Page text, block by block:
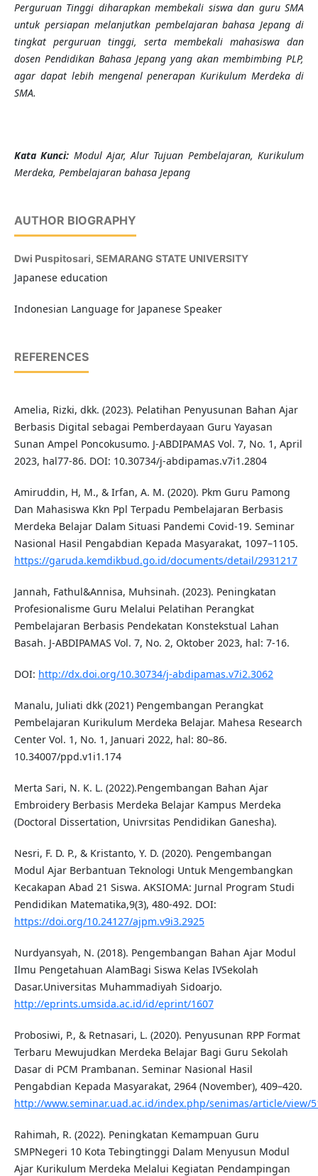
Perguruan Tinggi diharapkan membekali siswa dan guru SMA
untuk persiapan melanjutkan pembelajaran bahasa Jepang di
tingkat perguruan tinggi, serta membekali mahasiswa dan
dosen Pendidikan Bahasa Jepang yang akan membimbing PLP,
agar dapat lebih mengenal penerapan Kurikulum Merdeka di
SMA.
Kata Kunci: Modul Ajar, Alur Tujuan Pembelajaran, Kurikulum
Merdeka, Pembelajaran bahasa Jepang
AUTHOR BIOGRAPHY
Dwi Puspitosari, SEMARANG STATE UNIVERSITY
Japanese education
Indonesian Language for Japanese Speaker
REFERENCES
Amelia, Rizki, dkk. (2023). Pelatihan Penyusunan Bahan Ajar
Berbasis Digital sebagai Pemberdayaan Guru Yayasan
Sunan Ampel Poncokusumo. J-ABDIPAMAS Vol. 7, No. 1, April
2023, hal77-86. DOI: 10.30734/j-abdipamas.v7i1.2804
Amiruddin, H, M., & Irfan, A. M. (2020). Pkm Guru Pamong
Dan Mahasiswa Kkn Ppl Terpadu Pembelajaran Berbasis
Merdeka Belajar Dalam Situasi Pandemi Covid-19. Seminar
Nasional Hasil Pengabdian Kepada Masyarakat, 1097–1105.
https://garuda.kemdikbud.go.id/documents/detail/2931217
Jannah, Fathul&Annisa, Muhsinah. (2023). Peningkatan
Profesionalisme Guru Melalui Pelatihan Perangkat
Pembelajaran Berbasis Pendekatan Konstekstual Lahan
Basah. J-ABDIPAMAS Vol. 7, No. 2, Oktober 2023, hal: 7-16.
DOI: http://dx.doi.org/10.30734/j-abdipamas.v7i2.3062
Manalu, Juliati dkk (2021) Pengembangan Perangkat
Pembelajaran Kurikulum Merdeka Belajar. Mahesa Research
Center Vol. 1, No. 1, Januari 2022, hal: 80–86.
10.34007/ppd.v1i1.174
Merta Sari, N. K. L. (2022).Pengembangan Bahan Ajar
Embroidery Berbasis Merdeka Belajar Kampus Merdeka
(Doctoral Dissertation, Univrsitas Pendidikan Ganesha).
Nesri, F. D. P., & Kristanto, Y. D. (2020). Pengembangan
Modul Ajar Berbantuan Teknologi Untuk Mengembangkan
Kecakapan Abad 21 Siswa. AKSIOMA: Jurnal Program Studi
Pendidikan Matematika,9(3), 480-492. DOI:
https://doi.org/10.24127/ajpm.v9i3.2925
Nurdyansyah, N. (2018). Pengembangan Bahan Ajar Modul
Ilmu Pengetahuan AlamBagi Siswa Kelas IVSekolah
Dasar.Universitas Muhammadiyah Sidoarjo.
http://eprints.umsida.ac.id/id/eprint/1607
Probosiwi, P., & Retnasari, L. (2020). Penyusunan RPP Format
Terbaru Mewujudkan Merdeka Belajar Bagi Guru Sekolah
Dasar di PCM Prambanan. Seminar Nasional Hasil
Pengabdian Kepada Masyarakat, 2964 (November), 409–420.
http://www.seminar.uad.ac.id/index.php/senimas/article/view/
Rahimah, R. (2022). Peningkatan Kemampuan Guru
SMPNegeri 10 Kota Tebingtinggi Dalam Menyusun Modul
Ajar Kurikulum Merdeka Melalui Kegiatan Pendampingan